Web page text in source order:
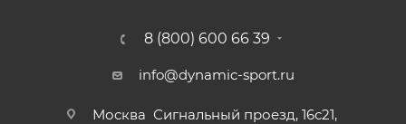
8 (800) 600 66 39
info@dynamic-sport.ru
Москва Сигнальный проезд, 16с21,